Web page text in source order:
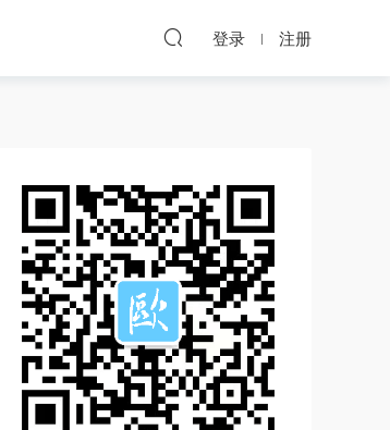
登录 注册